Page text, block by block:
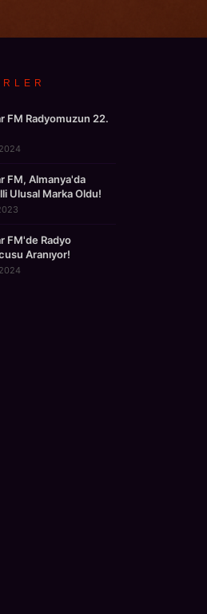
FM Radyomuzun 22.
FM, Almanya'da
Ulusal Marka Oldu!
FM'de Radyo
Aranıyor!